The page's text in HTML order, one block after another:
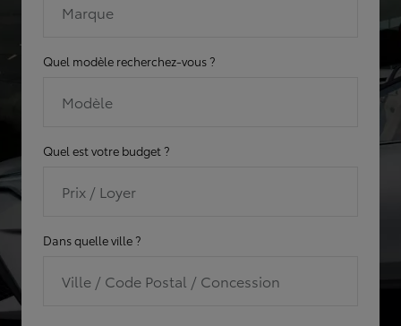
Marque
Quel modèle recherchez-vous ?
Modèle
Quel est votre budget ?
Prix / Loyer
Dans quelle ville ?
Ville / Code Postal / Concession